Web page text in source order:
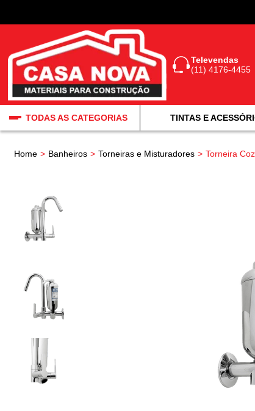
Televendas
(11) 4176-4455
TODAS AS CATEGORIAS TINTAS E
Home Banheiros Torneiras e Misturadores Torneira